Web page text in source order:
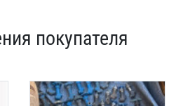
покупателя